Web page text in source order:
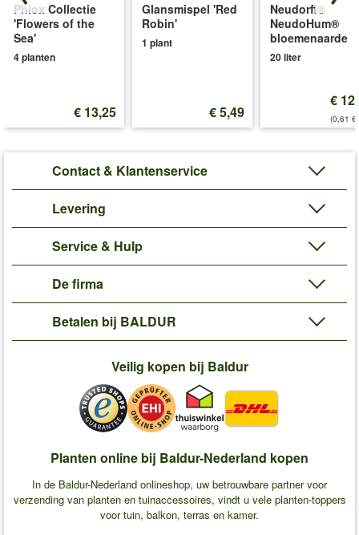
Phlox Collectie
'Flowers of the
Sea'
4 planten
€ 13,25
Glansmispel 'Red
Robin'
1 plant
€ 5,49
Neudorff®
NeudoHum®
bloemenaarde
20 liter
€
(0,61
Contact & Klantenservice
Levering
Service & Hulp
De firma
Betalen bij BALDUR
Veilig kopen bij Baldur
Planten online bij Baldur-Nederland kopen
In de Baldur-Nederland onlineshop, uw betrouwbare partner voor
verzending van planten en tuinaccessoires, vindt u vele planten-toppers
voor tuin, balkon, terras en kamer.